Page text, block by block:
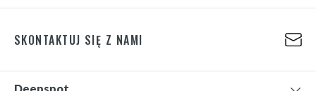
SKONTAKTUJ SIĘ Z NAMI